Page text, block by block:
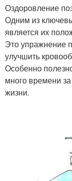
Оздоровление
Одним из
является их
Это упражнение
улучшить
Особенно
много времени
жизни.